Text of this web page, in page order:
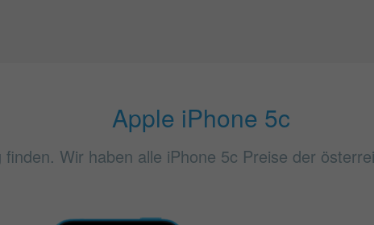
Apple iPhone 5c
Wir haben alle iPhone 5c Preise der